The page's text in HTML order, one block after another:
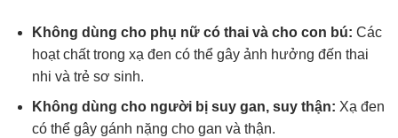
Không dùng cho phụ nữ có thai và cho con bú: Các
hoạt chất trong xạ đen có thể gây ảnh hưởng đến thai
nhi và trẻ sơ sinh.
Không dùng cho người bị suy gan, suy thận: Xạ đen
có thể gây gánh nặng cho gan và thận.